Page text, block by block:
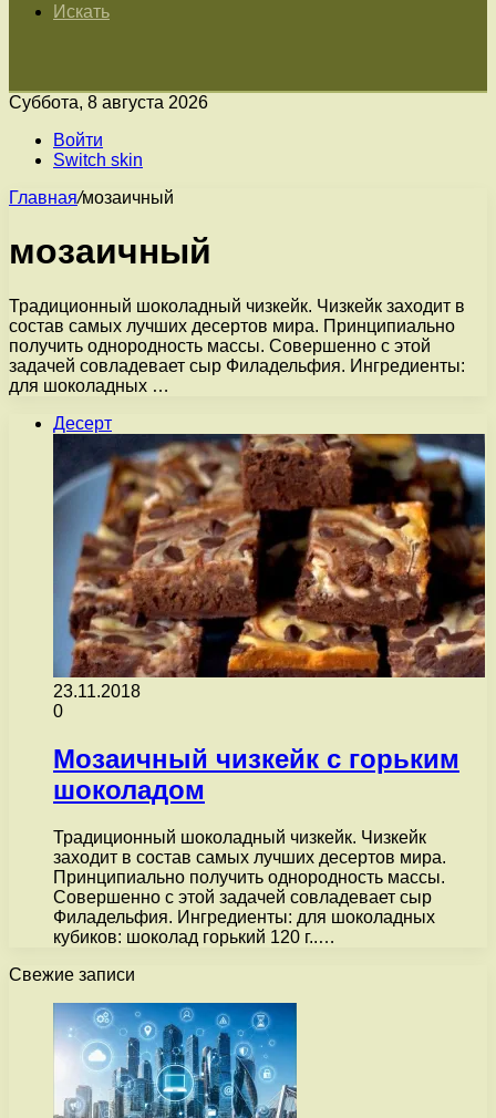
Искать
Суббота, 8 августа 2026
Войти
Switch skin
Главная/мозаичный
мозаичный
Традиционный шоколадный чизкейк. Чизкейк заходит в
состав самых лучших десертов мира. Принципиально
получить однородность массы. Совершенно с этой
задачей совладевает сыр Филадельфия. Ингредиенты:
для шоколадных …
Десерт
23.11.2018
0
Мозаичный чизкейк с горьким
шоколадом
Традиционный шоколадный чизкейк. Чизкейк
заходит в состав самых лучших десертов мира.
Принципиально получить однородность массы.
Совершенно с этой задачей совладевает сыр
Филадельфия. Ингредиенты: для шоколадных
кубиков: шоколад горький 120 г..…
Свежие записи